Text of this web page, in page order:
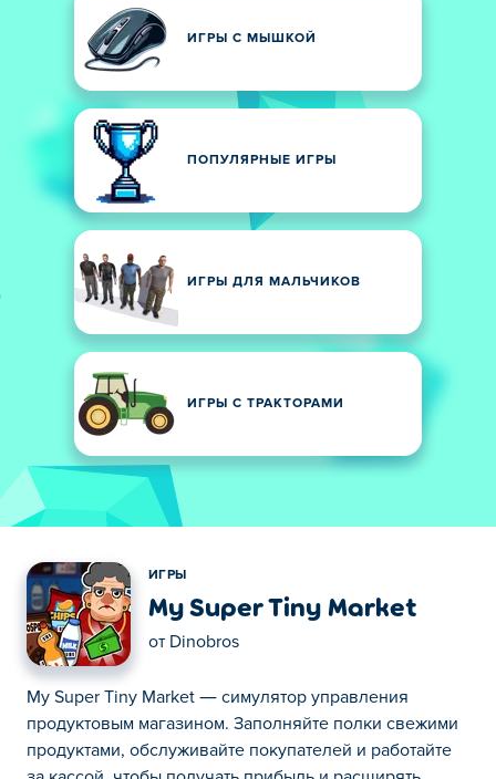
ИГРЫ С МЫШКОЙ
ПОПУЛЯРНЫЕ ИГРЫ
ИГРЫ ДЛЯ МАЛЬЧИКОВ
ИГРЫ С ТРАКТОРАМИ
ИГРЫ
My Super Tiny Market
от Dinobros
My Super Tiny Market — симулятор управления
продуктовым магазином. Заполняйте полки свежими
продуктами, обслуживайте покупателей и работайте